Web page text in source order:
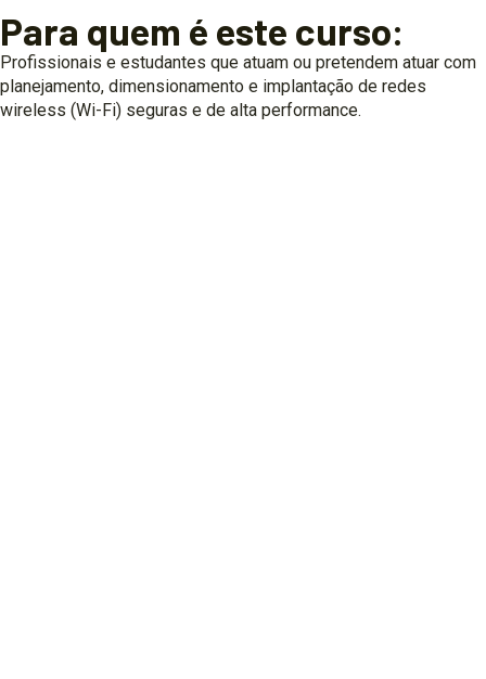
Para quem é este curso:
Profissionais e estudantes que atuam ou pretendem atuar com
planejamento, dimensionamento e implantação de redes
wireless (Wi-Fi) seguras e de alta performance.